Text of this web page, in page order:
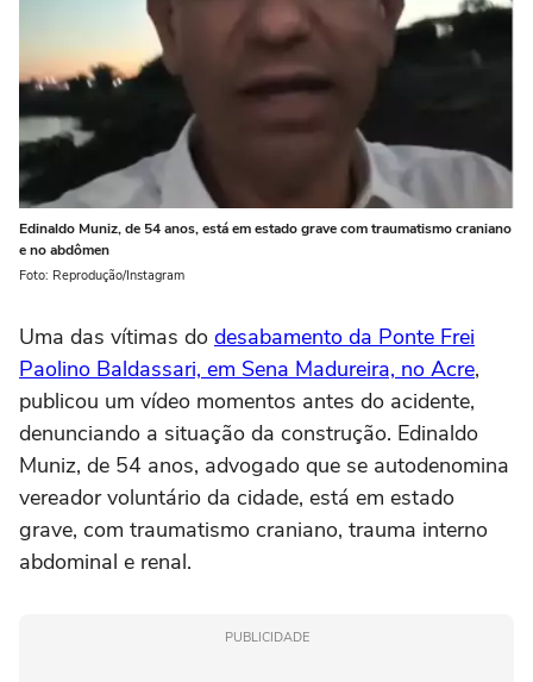
Edinaldo Muniz, de 54 anos, está em estado grave com traumatismo craniano
e no abdômen
Foto: Reprodução/Instagram
Uma das vítimas do desabamento da Ponte Frei
Paolino Baldassari, em Sena Madureira, no Acre,
publicou um vídeo momentos antes do acidente,
denunciando a situação da construção. Edinaldo
Muniz, de 54 anos, advogado que se autodenomina
vereador voluntário da cidade, está em estado
grave, com traumatismo craniano, trauma interno
abdominal e renal.
PUBLICIDADE